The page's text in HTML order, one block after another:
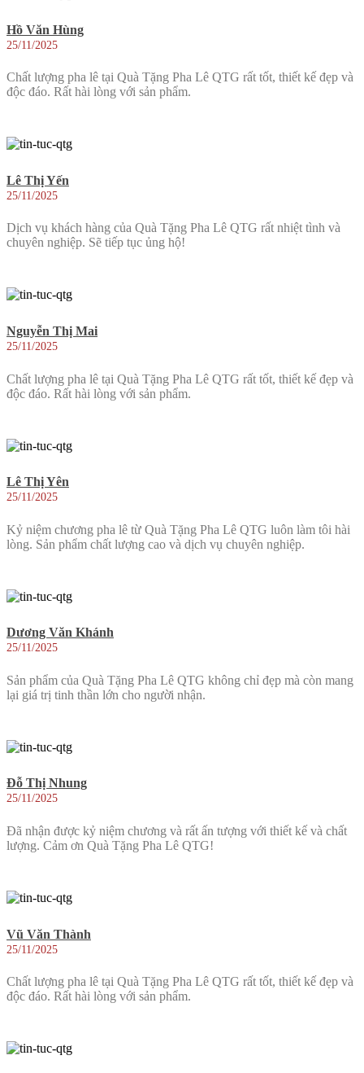
Hồ Văn Hùng
25/11/2025
Chất lượng pha lê tại Quà Tặng Pha Lê QTG rất tốt, thiết kế đẹp và
độc đáo. Rất hài lòng với sản phẩm.
Lê Thị Yến
25/11/2025
Dịch vụ khách hàng của Quà Tặng Pha Lê QTG rất nhiệt tình và
chuyên nghiệp. Sẽ tiếp tục ủng hộ!
Nguyễn Thị Mai
25/11/2025
Chất lượng pha lê tại Quà Tặng Pha Lê QTG rất tốt, thiết kế đẹp và
độc đáo. Rất hài lòng với sản phẩm.
Lê Thị Yên
25/11/2025
Kỷ niệm chương pha lê từ Quà Tặng Pha Lê QTG luôn làm tôi hài
lòng. Sản phẩm chất lượng cao và dịch vụ chuyên nghiệp.
Dương Văn Khánh
25/11/2025
Sản phẩm của Quà Tặng Pha Lê QTG không chỉ đẹp mà còn mang
lại giá trị tinh thần lớn cho người nhận.
Đỗ Thị Nhung
25/11/2025
Đã nhận được kỷ niệm chương và rất ấn tượng với thiết kế và chất
lượng. Cảm ơn Quà Tặng Pha Lê QTG!
Vũ Văn Thành
25/11/2025
Chất lượng pha lê tại Quà Tặng Pha Lê QTG rất tốt, thiết kế đẹp và
độc đáo. Rất hài lòng với sản phẩm.